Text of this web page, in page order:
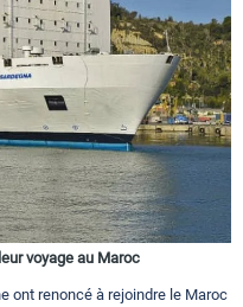
voyage au Maroc
ont renoncé à rejoindre le Maroc